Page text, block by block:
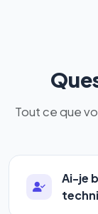
Tout ce que
Ai-je